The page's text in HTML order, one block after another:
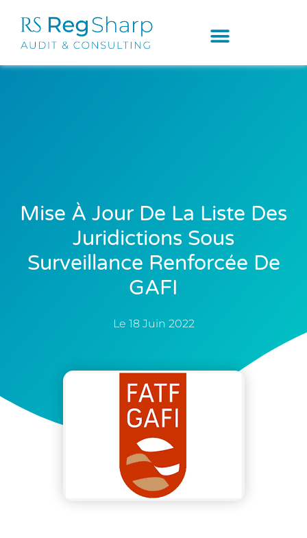
Mise À Jour De La Liste Des
Juridictions Sous
Surveillance Renforcée De
GAFI
Le 18 Juin 2022